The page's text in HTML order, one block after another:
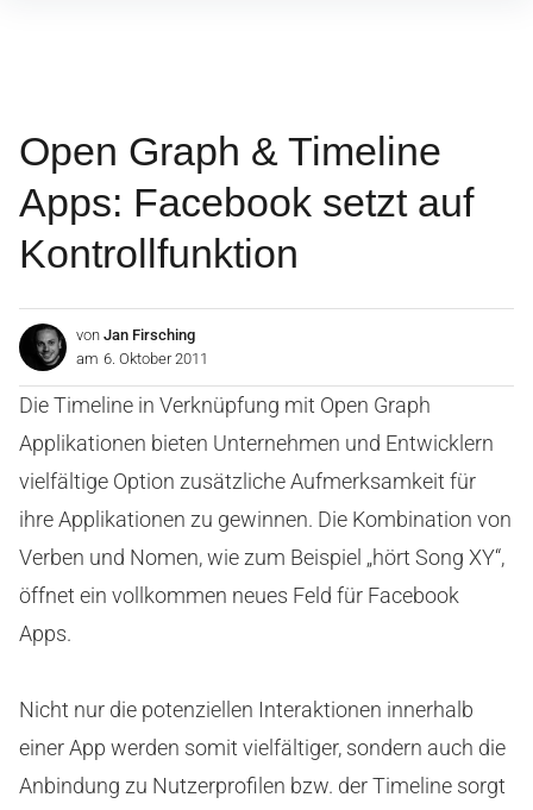
Open Graph & Timeline
Apps: Facebook setzt auf
Kontrollfunktion
von Jan Firsching
am 6. Oktober 2011
Die Timeline in Verknüpfung mit Open Graph
Applikationen bieten Unternehmen und Entwicklern
vielfältige Option zusätzliche Aufmerksamkeit für
ihre Applikationen zu gewinnen. Die Kombination von
Verben und Nomen, wie zum Beispiel „hört Song XY“,
öffnet ein vollkommen neues Feld für Facebook
Apps.
Nicht nur die potenziellen Interaktionen innerhalb
einer App werden somit vielfältiger, sondern auch die
Anbindung zu Nutzerprofilen bzw. der Timeline sorgt